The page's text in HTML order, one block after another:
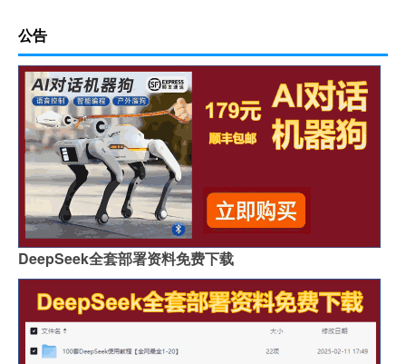
公告
DeepSeek全套部署资料免费下载